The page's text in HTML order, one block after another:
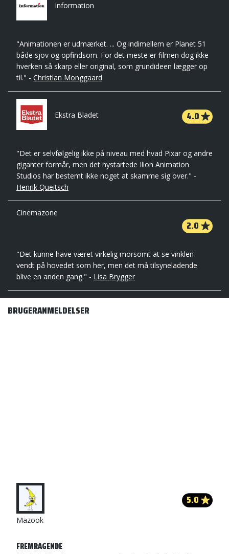
Information
"Animationen er udmærket. ... Og indimellem er Planet 51
både sjov og opfindsom. For det meste er filmen dog ikke
hverken så skarp eller original, som grundideen lægger op
til." - Christian Monggaard
Ekstra Bladet 4.0
"Det er selvfølgelig ikke på niveau med hvad Pixar og andre
giganter formår, men det nystartede Ilion Animation
Studios har bestemt ikke noget at skamme sig over." -
Henrik Queitsch
Cinemazone
2.0
"Det kunne have været virkelig morsomt at se vinklen
vendt på hovedet som her, men det må tilsyneladende
blive en anden gang." - Lisa Brygger
BRUGERANMELDELSER
Mazook
5.0
FREMRAGENDE